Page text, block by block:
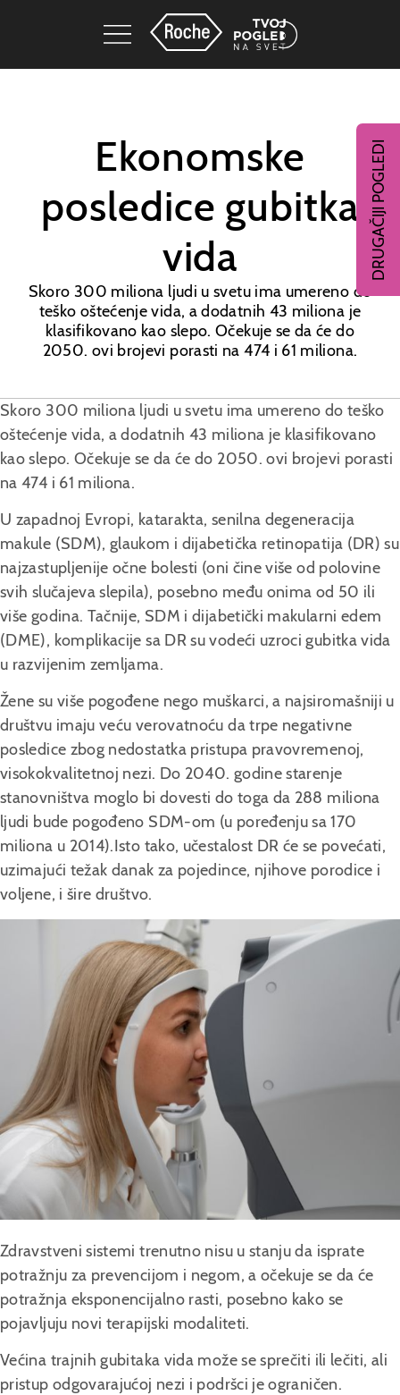
DRUGAČIJI POGLEDI
Ekonomske
posledice gubitka
vida
Skoro 300 miliona ljudi u svetu ima umereno do
teško oštećenje vida, a dodatnih 43 miliona je
klasifikovano kao slepo. Očekuje se da će do
2050. ovi brojevi porasti na 474 i 61 miliona.
Skoro 300 miliona ljudi u svetu ima umereno do teško
oštećenje vida, a dodatnih 43 miliona je klasifikovano
kao slepo. Očekuje se da će do 2050. ovi brojevi porasti
na 474 i 61 miliona.
U zapadnoj Evropi, katarakta, senilna degeneracija
makule (SDM), glaukom i dijabetička retinopatija (DR) su
najzastupljenije očne bolesti (oni čine više od polovine
svih slučajeva slepila), posebno među onima od 50 ili
više godina. Tačnije, SDM i dijabetički makularni edem
(DME), komplikacije sa DR su vodeći uzroci gubitka vida
u razvijenim zemljama.
Žene su više pogođene nego muškarci, a najsiromašniji u
društvu imaju veću verovatnoću da trpe negativne
posledice zbog nedostatka pristupa pravovremenoj,
visokokvalitetnoj nezi. Do 2040. godine starenje
stanovništva moglo bi dovesti do toga da 288 miliona
ljudi bude pogođeno SDM-om (u poređenju sa 170
miliona u 2014).Isto tako, učestalost DR će se povećati,
uzimajući težak danak za pojedince, njihove porodice i
voljene, i šire društvo.
Zdravstveni sistemi trenutno nisu u stanju da isprate
potražnju za prevencijom i negom, a očekuje se da će
potražnja eksponencijalno rasti, posebno kako se
pojavljuju novi terapijski modaliteti.
Većina trajnih gubitaka vida može se sprečiti ili lečiti, ali
pristup odgovarajućoj nezi i podršci je ograničen.